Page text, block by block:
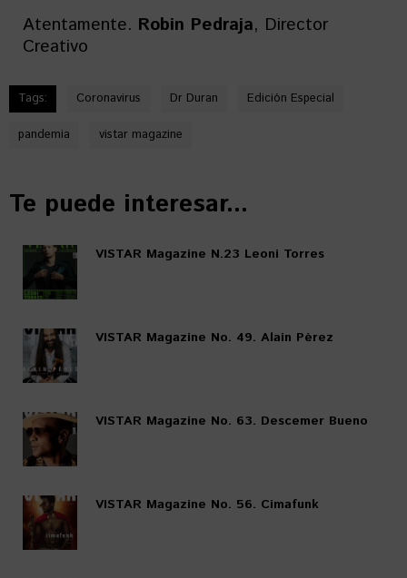
Atentamente. Robin Pedraja, Director
Creativo
Tags: Coronavirus Dr Duran Edición Especial
pandemia vistar magazine
Te puede interesar...
VISTAR Magazine N.23 Leoni Torres
VISTAR Magazine No. 49. Alain Pérez
VISTAR Magazine No. 63. Descemer Bueno
VISTAR Magazine No. 56. Cimafunk